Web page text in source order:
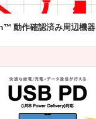
動作確認済み周辺機器